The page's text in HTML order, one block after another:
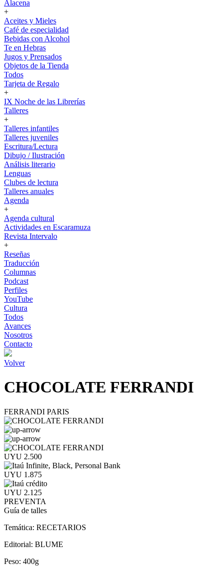
Alacena
+
Aceites y Mieles
Café de especialidad
Bebidas con Alcohol
Te en Hebras
Jugos y Prensados
Objetos de la Tienda
Todos
Tarjeta de Regalo
+
IX Noche de las Librerías
Talleres
+
Talleres infantiles
Talleres juveniles
Escritura/Lectura
Dibujo / Ilustración
Análisis literario
Lenguas
Clubes de lectura
Talleres anuales
Agenda
+
Agenda cultural
Actividades en Escaramuza
Revista Intervalo
+
Reseñas
Traducción
Columnas
Podcast
Perfiles
YouTube
Cultura
Todos
Avances
Nosotros
Contacto
Volver
CHOCOLATE FERRANDI
FERRANDI PARIS
UYU 2.500
UYU 1.875
UYU 2.125
PREVENTA
Guía de talles
Temática: RECETARIOS
Editorial: BLUME
Peso: 400g